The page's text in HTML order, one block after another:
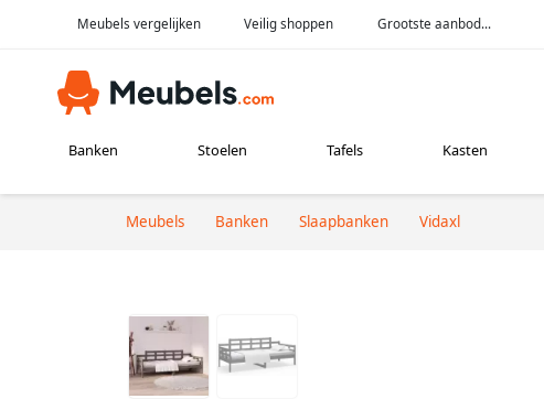
Meubels vergelijken Veilig shoppen Grootste aanbod...
Banken Stoelen Tafels Kasten
Meubels Banken Slaapbanken Vidaxl